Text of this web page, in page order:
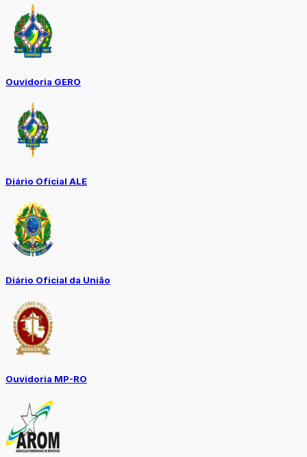
Ouvidoria GERO
Diário Oficial ALE
Diário Oficial da União
Ouvidoria MP-RO